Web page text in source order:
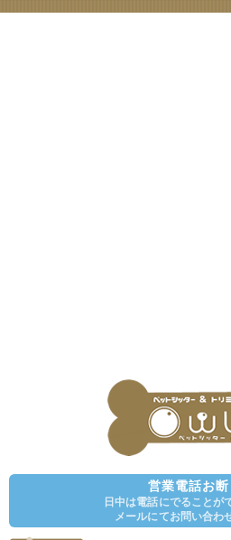
営業電話お断
日中は電話にでることが
メールにてお問い合わ